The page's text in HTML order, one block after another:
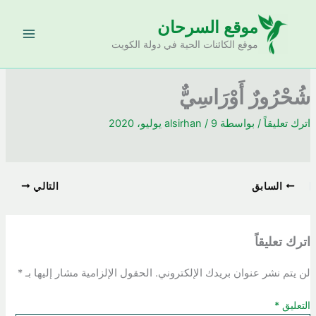
موقع السرحان
موقع الكائنات الحية في دولة الكويت
شُحْرُورٌ أَوْرَاسِيٌّ
اترك تعليقاً / بواسطة alsirhan/ 9 يوليو، 2020
السابق التالي
اترك تعليقاً
لن يتم نشر عنوان بريدك الإلكتروني. الحقول الإلزامية مشار إليها بـ *
التعليق *